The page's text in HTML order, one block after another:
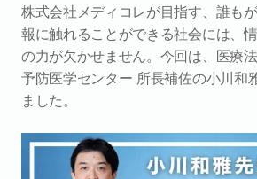
株式会社メディコレが目指す、誰も
報に触れることができる社会には、
の力が欠かせません。今回は、医療
予防医学センター 所長補佐の小川和
ました。